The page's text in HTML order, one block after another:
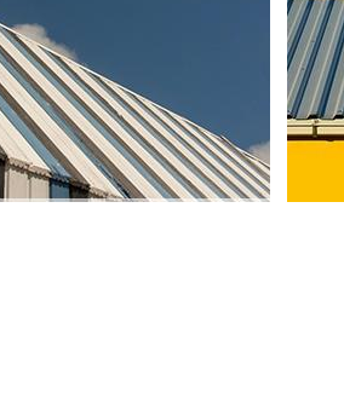
couvreur pour de telles opérations. Ainsi, on